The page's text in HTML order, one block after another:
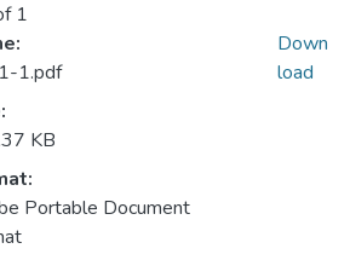
1
1.pdf
KB
Portable Document
Down
load